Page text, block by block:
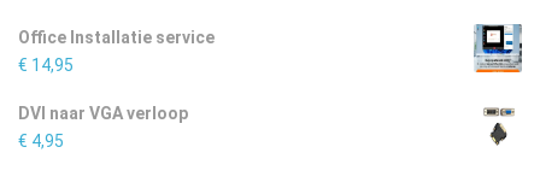
Office Installatie service
€ 14,95
DVI naar VGA verloop
€ 4,95